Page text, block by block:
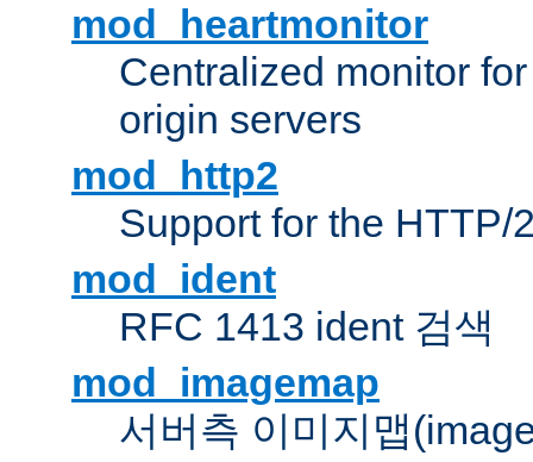
mod_heartmonitor
Centralized monitor
origin servers
mod_http2
Support for the HTTP/
mod_ident
RFC 1413 ident 검색
mod_imagemap
서버측 이미지맵